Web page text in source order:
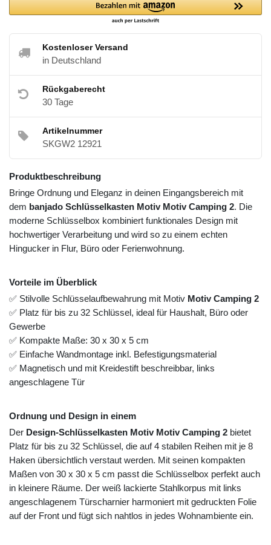
Kostenloser Versand
in Deutschland
Rückgaberecht
30 Tage
Artikelnummer
SKGW2 12921
Produktbeschreibung
Bringe Ordnung und Eleganz in deinen Eingangsbereich mit
dem banjado Schlüsselkasten Motiv Motiv Camping 2. Die
moderne Schlüsselbox kombiniert funktionales Design mit
hochwertiger Verarbeitung und wird so zu einem echten
Hingucker in Flur, Büro oder Ferienwohnung.
Vorteile im Überblick
✅ Stilvolle Schlüsselaufbewahrung mit Motiv Motiv Camping 2
✅ Platz für bis zu 32 Schlüssel, ideal für Haushalt, Büro oder
Gewerbe
✅ Kompakte Maße: 30 x 30 x 5 cm
✅ Einfache Wandmontage inkl. Befestigungsmaterial
✅ Magnetisch und mit Kreidestift beschreibbar, links
angeschlagene Tür
Ordnung und Design in einem
Der Design-Schlüsselkasten Motiv Motiv Camping 2 bietet
Platz für bis zu 32 Schlüssel, die auf 4 stabilen Reihen mit je 8
Haken übersichtlich verstaut werden. Mit seinen kompakten
Maßen von 30 x 30 x 5 cm passt die Schlüsselbox perfekt auch
in kleinere Räume. Der weiß lackierte Stahlkorpus mit links
angeschlagenem Türscharnier harmoniert mit gedruckten Folie
auf der Front und fügt sich nahtlos in jedes Wohnambiente ein.